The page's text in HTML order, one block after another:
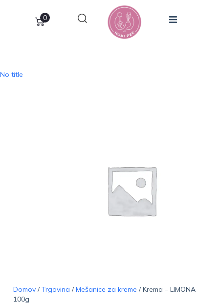
0
No title
Domov/Trgovina /Mešanice za kreme / Krema – LIMONA
100g